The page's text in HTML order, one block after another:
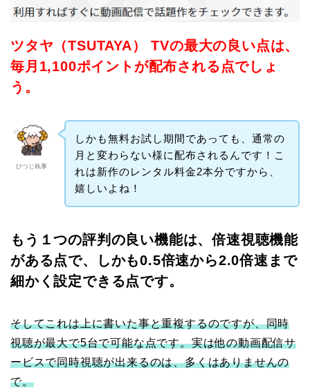
ツタヤ（TSUTAYA） TVの最大の良い点は、
毎月1,100ポイントが配布される点でしょ
う。
ひつじ執事
しかも無料お試し期間であっても、通常の
月と変わらない様に配布されるんです！こ
れは新作のレンタル料金2本分ですから、
嬉しいよね！
もう１つの評判の良い機能は、倍速視聴機能
がある点で、しかも0.5倍速から2.0倍速まで
細かく設定できる点です。
そしてこれは上に書いた事と重複するのですが、同時
視聴が最大で5台で可能な点です。実は他の動画配信サ
ービスで同時視聴が出来るのは、多くはありませんの
で。